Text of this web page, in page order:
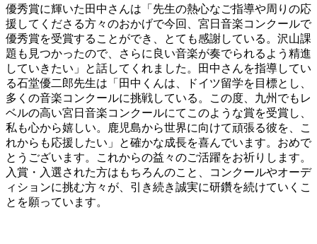
優秀賞に輝いた田中さんは「先生の熱心なご指導や周りの応
援してくださる方々のおかげで今回、宮日音楽コンクールで
優秀賞を受賞することができ、とても感謝している。沢山課
題も見つかったので、さらに良い音楽が奏でられるよう精進
していきたい」と話してくれました。田中さんを指導してい
る石堂優二郎先生は「田中くんは、ドイツ留学を目標とし、
多くの音楽コンクールに挑戦している。この度、九州でもレ
ベルの高い宮日音楽コンクールにてこのような賞を受賞し、
私も心から嬉しい。鹿児島から世界に向けて頑張る彼を、こ
れからも応援したい」と確かな成長を喜んでいます。おめで
とうございます。これからの益々のご活躍をお祈りします。
入賞・入選された方はもちろんのこと、コンクールやオーデ
ィションに挑む方々が、引き続き誠実に研鑽を続けていくこ
とを願っています。